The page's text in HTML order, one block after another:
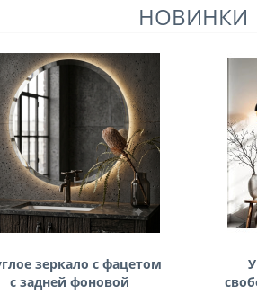
НОВИНКИ
зеркало с фацетом
с задней фоновой